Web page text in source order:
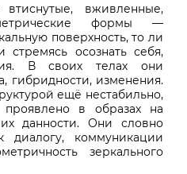
вживленные,
формы —
поверхность, то ли
осознать себя,
В своих телах они
гибридности, изменения.
ещё нестабильно,
в образах на
данности. Они словно
диалогу, коммуникации
зеркального